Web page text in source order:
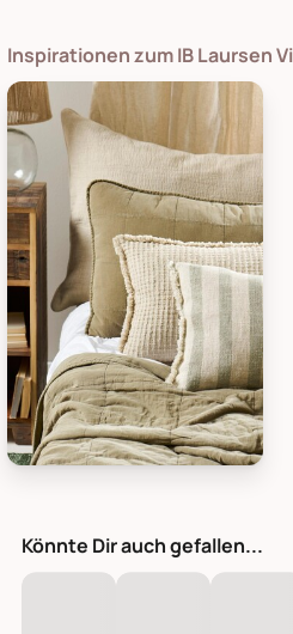
Inspirationen zum IB Laursen
Könnte Dir auch gefallen...